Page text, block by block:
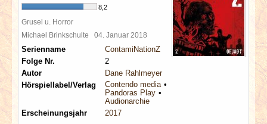
8,2
Grusel u. Horror
Michael Brinkschulte 04. Januar 2018
Serienname
ContamiNationZ
Folge Nr.
2
Autor
Dane Rahlmeyer
Hörspiellabel/Verlag
Contendo media
Pandoras Play
Audionarchie
Erscheinungsjahr
2017